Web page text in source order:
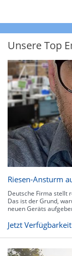
Unsere Top
Riesen-Ansturm
Deutsche Firma stellt
Das ist der Grund,
neuen Geräts
Jetzt